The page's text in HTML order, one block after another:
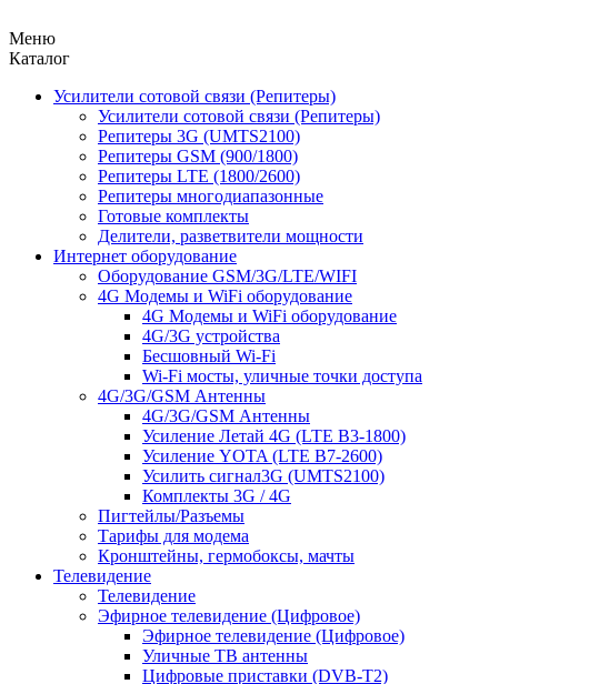
Меню
Каталог
Усилители сотовой связи (Репитеры)
Усилители сотовой связи (Репитеры)
Репитеры 3G (UMTS2100)
Репитеры GSM (900/1800)
Репитеры LTE (1800/2600)
Репитеры многодиапазонные
Готовые комплекты
Делители, разветвители мощности
Интернет оборудование
Оборудование GSM/3G/LTE/WIFI
4G Модемы и WiFi оборудование
4G Модемы и WiFi оборудование
4G/3G устройства
Бесшовный Wi-Fi
Wi-Fi мосты, уличные точки доступа
4G/3G/GSM Антенны
4G/3G/GSM Антенны
Усиление Летай 4G (LTE B3-1800)
Усиление YOTA (LTE B7-2600)
Усилить сигнал3G (UMTS2100)
Комплекты 3G / 4G
Пигтейлы/Разъемы
Тарифы для модема
Кронштейны, гермобоксы, мачты
Телевидение
Телевидение
Эфирное телевидение (Цифровое)
Эфирное телевидение (Цифровое)
Уличные ТВ антенны
Цифровые приставки (DVB-T2)